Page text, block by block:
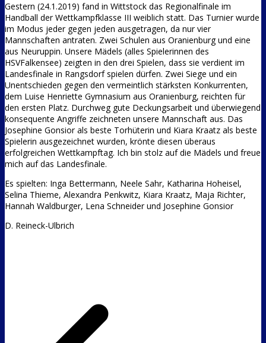
Gestern (24.1.2019) fand in Wittstock das Regionalfinale im
Handball der Wettkampfklasse III weiblich statt. Das Turnier wurde
im Modus jeder gegen jeden ausgetragen, da nur vier
Mannschaften antraten. Zwei Schulen aus Oranienburg und eine
aus Neuruppin. Unsere Mädels (alles Spielerinnen des
HSVFalkensee) zeigten in den drei Spielen, dass sie verdient im
Landesfinale in Rangsdorf spielen dürfen. Zwei Siege und ein
Unentschieden gegen den vermeintlich stärksten Konkurrenten,
dem Luise Henriette Gymnasium aus Oranienburg, reichten für
den ersten Platz. Durchweg gute Deckungsarbeit und überwiegend
konsequente Angriffe zeichneten unsere Mannschaft aus. Das
Josephine Gonsior als beste Torhüterin und Kiara Kraatz als beste
Spielerin ausgezeichnet wurden, krönte diesen überaus
erfolgreichen Wettkampftag. Ich bin stolz auf die Mädels und freue
mich auf das Landesfinale.
Es spielten: Inga Bettermann, Neele Sahr, Katharina Hoheisel,
Selina Thieme, Alexandra Penkwitz, Kiara Kraatz, Maja Richter,
Hannah Waldburger, Lena Schneider und Josephine Gonsior
D. Reineck-Ulbrich